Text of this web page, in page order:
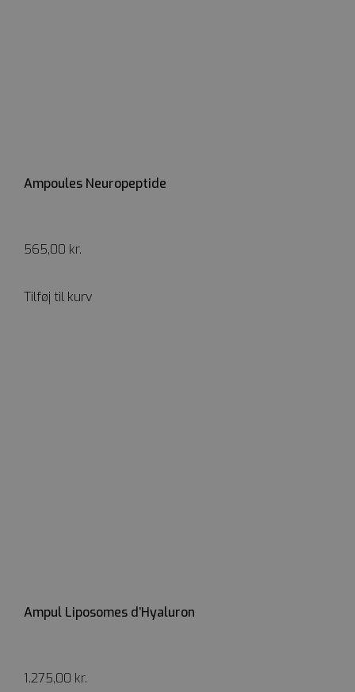
Ampoules Neuropeptide
565,00 kr.
Tilføj til kurv
Ampul Liposomes d’Hyaluron
1.275,00 kr.